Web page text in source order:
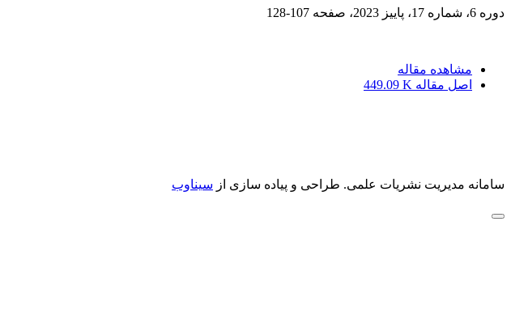
دوره 6، شماره 17، پاییز 2023، صفحه 107-128
مشاهده مقاله
اصل مقاله 449.09 K
سامانه مدیریت نشریات علمی. طراحی و پیاده سازی از سیناوب